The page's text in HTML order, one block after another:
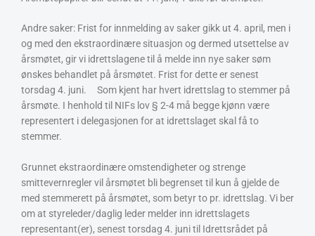
Andre saker: Frist for innmelding av saker gikk ut 4. april, men i
og med den ekstraordinære situasjon og dermed utsettelse av
årsmøtet, gir vi idrettslagene til å melde inn nye saker søm
ønskes behandlet på årsmøtet. Frist for dette er senest
torsdag 4. juni. Som kjent har hvert idrettslag to stemmer på
årsmøte. I henhold til NIFs lov § 2-4 må begge kjønn være
representert i delegasjonen for at idrettslaget skal få to
stemmer.
Grunnet ekstraordinære omstendigheter og strenge
smittevernregler vil årsmøtet bli begrenset til kun å gjelde de
med stemmerett på årsmøtet, som betyr to pr. idrettslag. Vi ber
om at styreleder/daglig leder melder inn idrettslagets
representant(er), senest torsdag 4. juni til Idrettsrådet på